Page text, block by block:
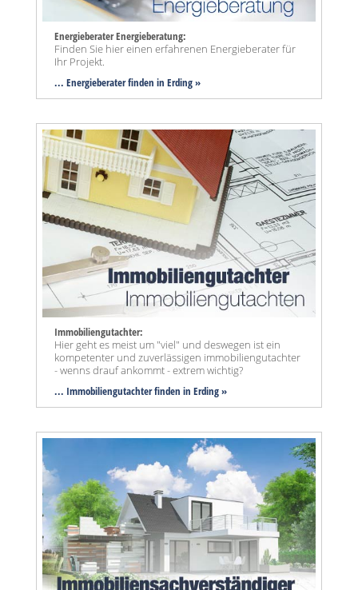
Energieberater Energieberatung:
Finden Sie hier einen erfahrenen Energieberater für
Ihr Projekt.
... Energieberater finden in Erding »
Immobiliengutachter:
Hier geht es meist um "viel" und deswegen ist ein
kompetenter und zuverlässigen immobiliengutachter
- wenns drauf ankommt - extrem wichtig?
... Immobiliengutachter finden in Erding »